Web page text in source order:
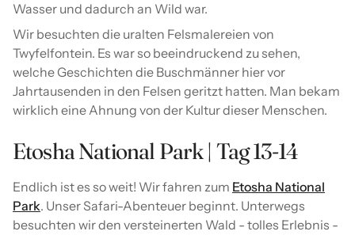
Wasser und dadurch an Wild war.
Wir besuchten die uralten Felsmalereien von
Twyfelfontein. Es war so beeindruckend zu sehen,
welche Geschichten die Buschmänner hier vor
Jahrtausenden in den Felsen geritzt hatten. Man bekam
wirklich eine Ahnung von der Kultur dieser Menschen.
Etosha National Park | Tag 13-14
Endlich ist es so weit! Wir fahren zum Etosha National
Park. Unser Safari-Abenteuer beginnt. Unterwegs
besuchten wir den versteinerten Wald - tolles Erlebnis -